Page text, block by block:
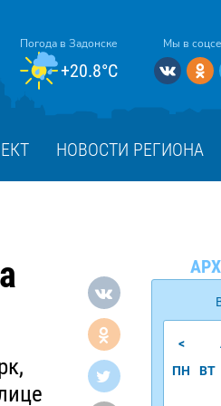
Погода в Задонске
+20.8°C
Мы в
НОВОСТИ РЕГИОНА
<
ПН
ВТ